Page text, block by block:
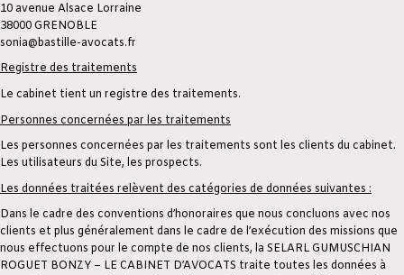
10 avenue Alsace Lorraine
38000 GRENOBLE
sonia@bastille-avocats.fr
Registre des traitements
Le cabinet tient un registre des traitements.
Personnes concernées par les traitements
Les personnes concernées par les traitements sont les clients du cabinet.
Les utilisateurs du Site, les prospects.
Les données traitées relèvent des catégories de données suivantes :
Dans le cadre des conventions d’honoraires que nous concluons avec nos
clients et plus généralement dans le cadre de l’exécution des missions que
nous effectuons pour le compte de nos clients, la SELARL GUMUSCHIAN
ROGUET BONZY – LE CABINET D’AVOCATS traite toutes les données à